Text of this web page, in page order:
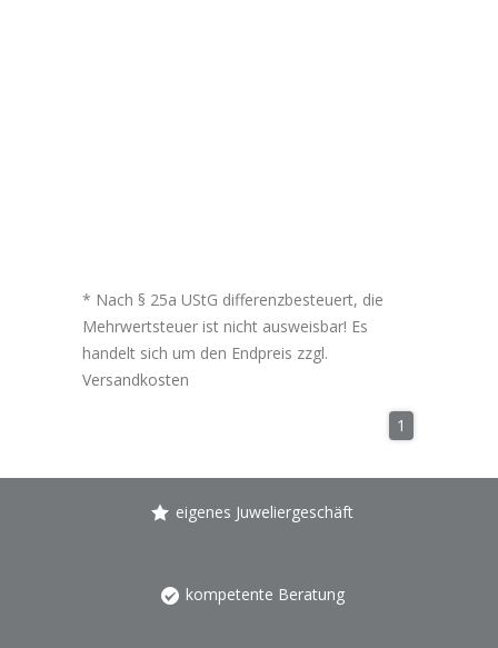
* Nach § 25a UStG differenzbesteuert, die
Mehrwertsteuer ist nicht ausweisbar! Es
handelt sich um den Endpreis zzgl.
Versandkosten
1
eigenes Juweliergeschäft
kompetente Beratung